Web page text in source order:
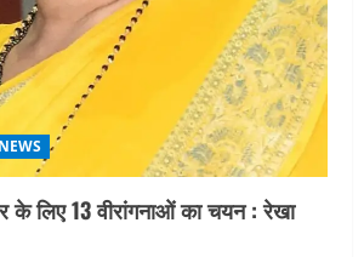
के लिए 13 वीरांगनाओं का चयन : रेखा